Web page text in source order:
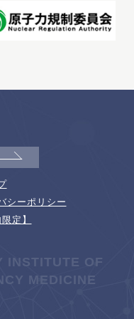
シーポリシー
定】
INSTITUTE OF
MEDICINE